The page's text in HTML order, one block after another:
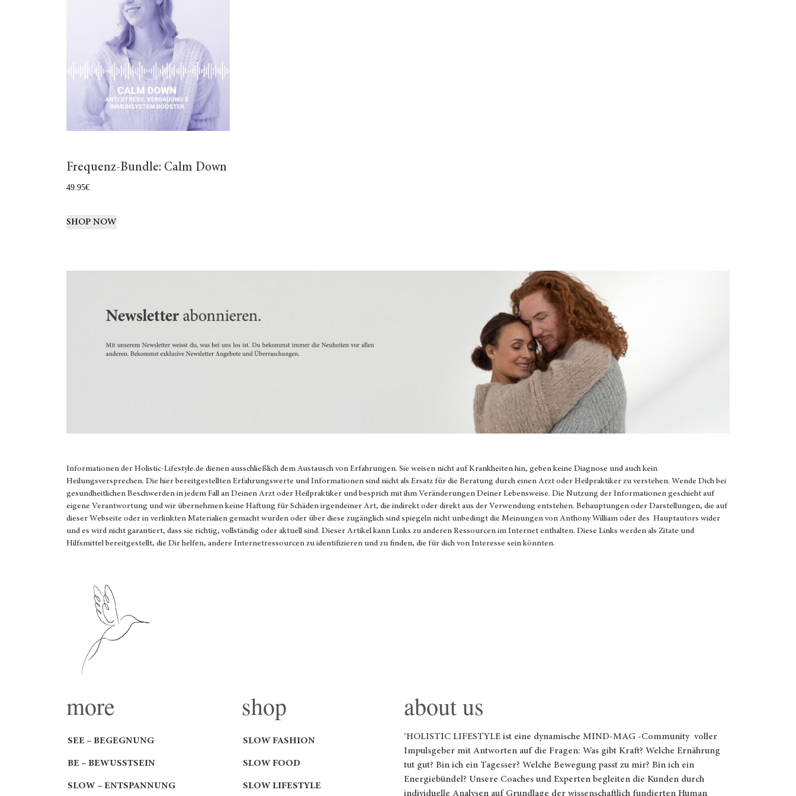
Frequenz-Bundle: Calm Down
49.95€
SHOP NOW
Informationen der Holistic-Lifestyle.de dienen ausschließlich dem Austausch von Erfahrungen. Sie weisen nicht auf Krankheiten hin, geben keine Diagnose und auch kein
Heilungsversprechen. Die hier bereitgestellten Erfahrungswerte und Informationen sind nicht als Ersatz für die Beratung durch einen Arzt oder Heilpraktiker zu verstehen. Wende Dich bei
gesundheitlichen Beschwerden in jedem Fall an Deinen Arzt oder Heilpraktiker und besprich mit ihm Veränderungen Deiner Lebensweise. Die Nutzung der Informationen geschieht auf
eigene Verantwortung und wir übernehmen keine Haftung für Schäden irgendeiner Art, die indirekt oder direkt aus der Verwendung entstehen. Behauptungen oder Darstellungen, die auf
dieser Webseite oder in verlinkten Materialien gemacht wurden oder über diese zugänglich sind spiegeln nicht unbedingt die Meinungen von Anthony William oder des Hauptautors wider
und es wird nicht garantiert, dass sie richtig, vollständig oder aktuell sind. Dieser Artikel kann Links zu anderen Ressourcen im Internet enthalten. Diese Links werden als Zitate und
Hilfsmittel bereitgestellt, die Dir helfen, andere Internetressourcen zu identifizieren und zu finden, die für dich von Interesse sein könnten.
more
SEE – BEGEGNUNG
BE – BEWUSSTSEIN
SLOW – ENTSPANNUNG
shop
SLOW FASHION
SLOW FOOD
SLOW LIFESTYLE
about us
‘HOLISTIC LIFESTYLE ist eine dynamische MIND-MAG -Community voller
Impulsgeber mit Antworten auf die Fragen: Was gibt Kraft? Welche Ernährung
tut gut? Bin ich ein Tagesser? Welche Bewegung passt zu mir? Bin ich ein
Energiebündel? Unsere Coaches und Experten begleiten die Kunden durch
individuelle Analysen auf Grundlage der wissenschaftlich fundierten Human